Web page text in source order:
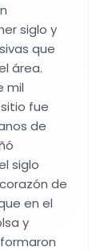
siglo y
que
área.
mil
fue
de
siglo
de
en el
y